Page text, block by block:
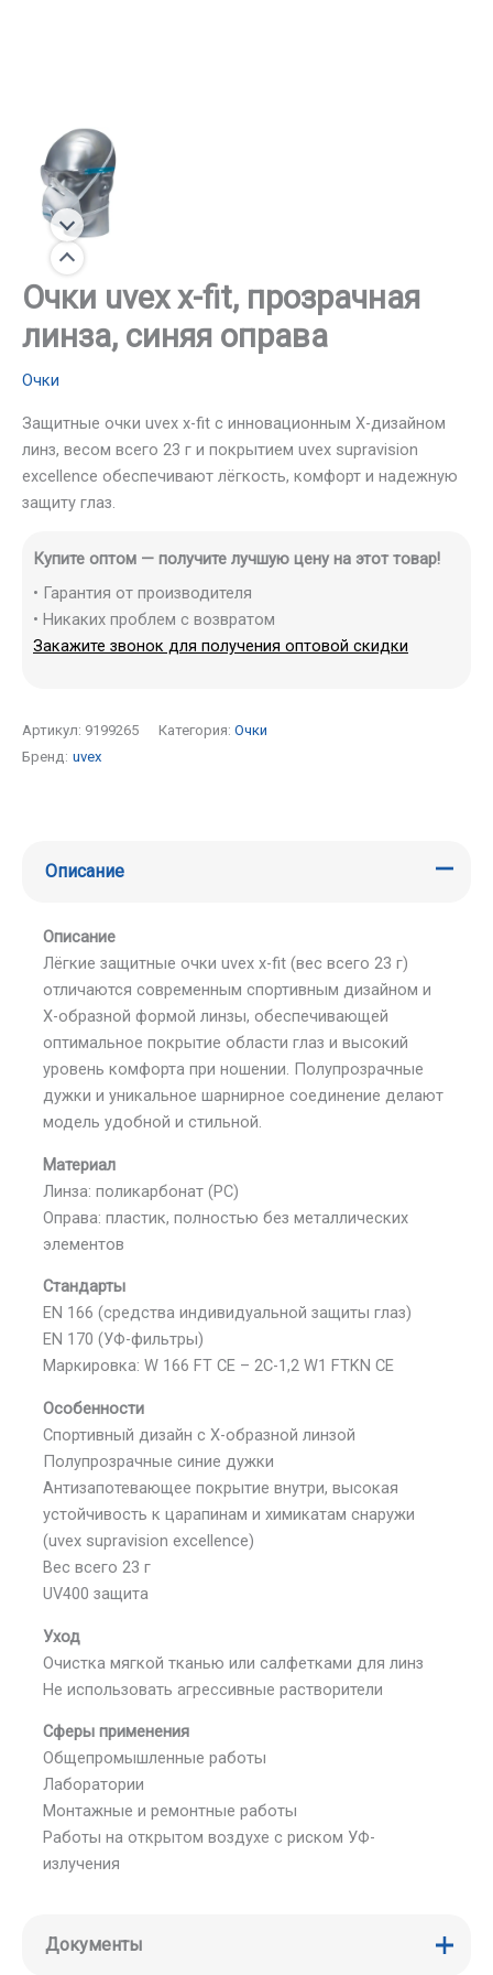
Очки uvex x-fit, прозрачная
линза, синяя оправа
Очки
Защитные очки uvex x-fit с инновационным X-дизайном
линз, весом всего 23 г и покрытием uvex supravision
excellence обеспечивают лёгкость, комфорт и надежную
защиту глаз.
Купите оптом — получите лучшую цену на этот товар!
• Гарантия от производителя
• Никаких проблем с возвратом
Закажите звонок для получения оптовой скидки
Артикул: 9199265 Категория: Очки
Бренд: uvex
Описание
Описание
Лёгкие защитные очки uvex x-fit (вес всего 23 г)
отличаются современным спортивным дизайном и
X-образной формой линзы, обеспечивающей
оптимальное покрытие области глаз и высокий
уровень комфорта при ношении. Полупрозрачные
дужки и уникальное шарнирное соединение делают
модель удобной и стильной.
Материал
Линза: поликарбонат (PC)
Оправа: пластик, полностью без металлических
элементов
Стандарты
EN 166 (средства индивидуальной защиты глаз)
EN 170 (УФ-фильтры)
Маркировка: W 166 FT CE – 2C-1,2 W1 FTKN CE
Особенности
Спортивный дизайн с X-образной линзой
Полупрозрачные синие дужки
Антизапотевающее покрытие внутри, высокая
устойчивость к царапинам и химикатам снаружи
(uvex supravision excellence)
Вес всего 23 г
UV400 защита
Уход
Очистка мягкой тканью или салфетками для линз
Не использовать агрессивные растворители
Сферы применения
Общепромышленные работы
Лаборатории
Монтажные и ремонтные работы
Работы на открытом воздухе с риском УФ-
излучения
Документы